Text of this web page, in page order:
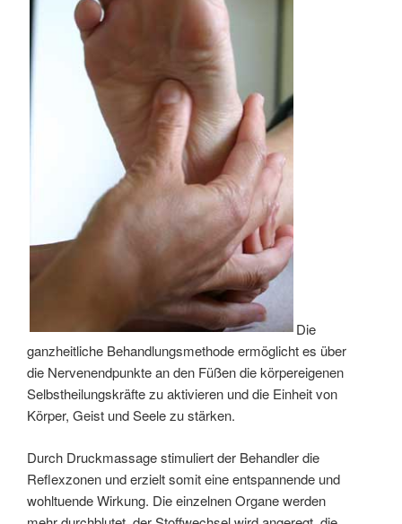
Die
ganzheitliche Behandlungsmethode ermöglicht es über
die Nervenendpunkte an den Füßen die körpereigenen
Selbstheilungskräfte zu aktivieren und die Einheit von
Körper, Geist und Seele zu stärken.
Durch Druckmassage stimuliert der Behandler die
Reflexzonen und erzielt somit eine entspannende und
wohltuende Wirkung. Die einzelnen Organe werden